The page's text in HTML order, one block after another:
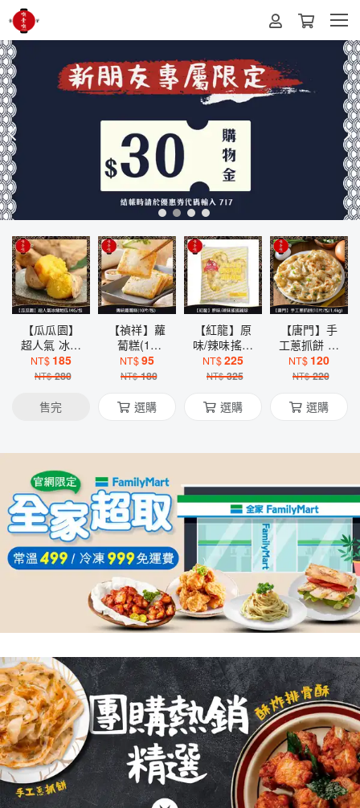
【瓜瓜園】
超人氣 冰烤
地瓜1KG/包
NT$ 185
NT$280
售完
【禎祥】蘿
蔔糕(10
片/1kg/包)
NT$95
NT$180
選購
【紅龍】原
味/辣味搖搖
雞球(1kg/
包)
NT$225
NT$325
選購
【唐門】手
工蔥抓餅 原
味/香椿/九
層塔(10片/
NT$ 120
NT$220
選購